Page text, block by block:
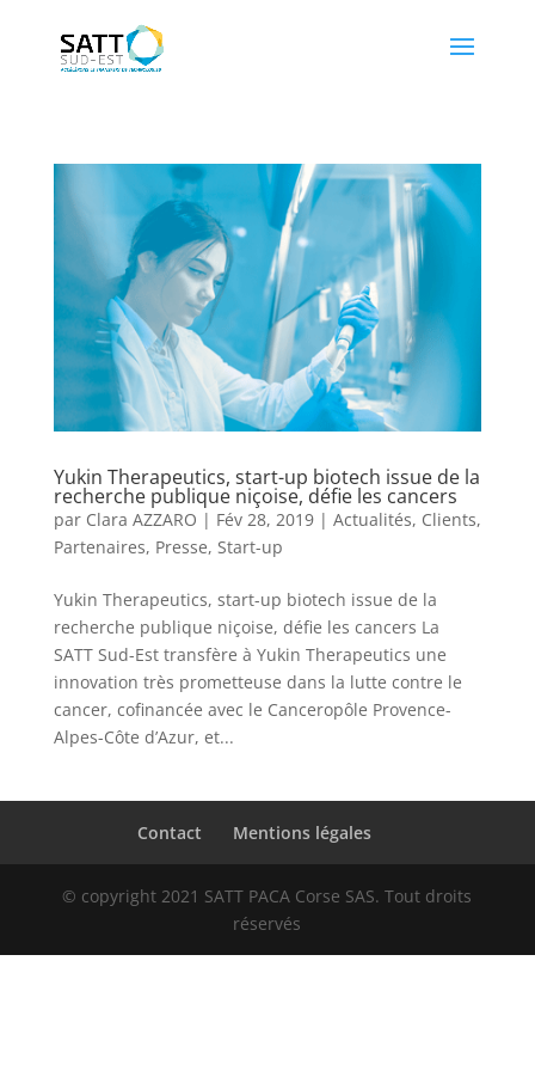
Yukin Therapeutics, start-up biotech issue de la
recherche publique niçoise, défie les cancers
par Clara AZZARO | Fév 28, 2019| Actualités, Clients,
Partenaires, Presse, Start-up
Yukin Therapeutics, start-up biotech issue de la
recherche publique niçoise, défie les cancers La
SATT Sud-Est transfère à Yukin Therapeutics une
innovation très prometteuse dans la lutte contre le
cancer, cofinancée avec le Canceropôle Provence-
Alpes-Côte d’Azur, et...
Contact Mentions légales
© copyright 2021 SATT PACA Corse SAS. Tout droits
réservés